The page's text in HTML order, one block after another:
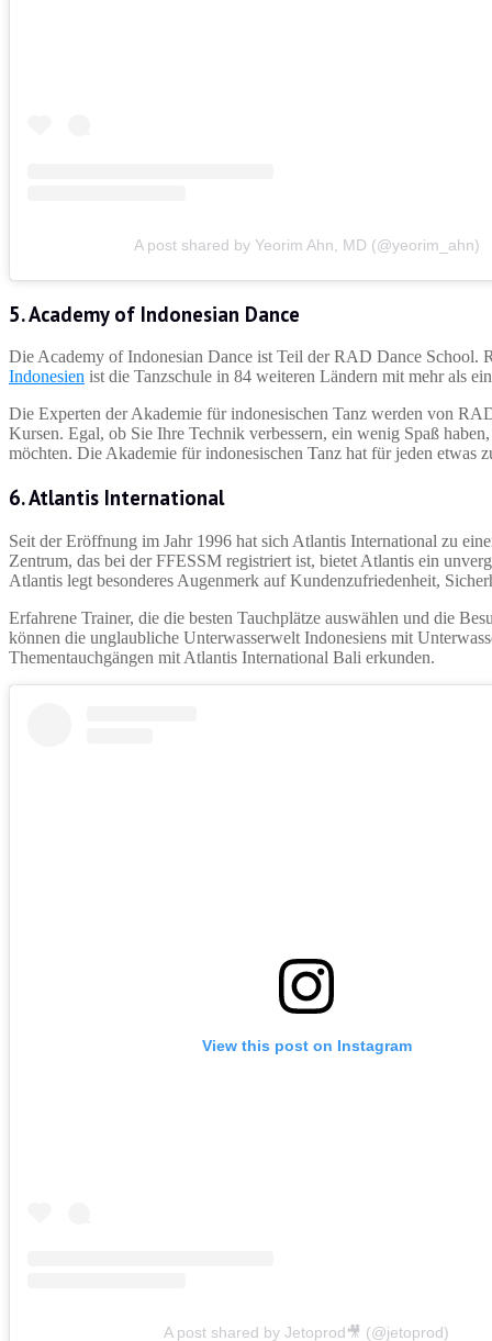
A post shared by Yeorim Ahn, MD (@yeorim_ahn)
5.Academy of Indonesian Dance
Die Academy of Indonesian Dance ist Teil der RAD Dance School.
Indonesien ist die Tanzschule in 84 weiteren Ländern mit mehr als
Die Experten der Akademie für indonesischen Tanz werden von
Kursen. Egal, ob Sie Ihre Technik verbessern, ein wenig Spaß
möchten. Die Akademie für indonesischen Tanz hat für jeden etwas
6.Atlantis International
Seit der Eröffnung im Jahr 1996 hat sich Atlantis International zu
Zentrum, das bei der FFESSM registriert ist, bietet Atlantis ein
Atlantis legt besonderes Augenmerk auf Kundenzufriedenheit,
Erfahrene Trainer, die die besten Tauchplätze auswählen und die
können die unglaubliche Unterwasserwelt Indonesiens mit
Thementauchgängen mit Atlantis International Bali erkunden.
View this post on Instagram
A post shared by Jetoprod🎥 (@jetoprod)